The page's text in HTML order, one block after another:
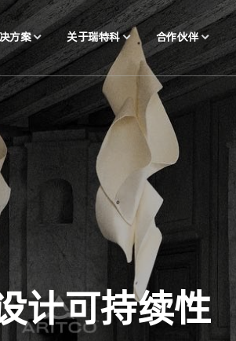
方案 关于瑞特科 合作伙伴
计可持续性